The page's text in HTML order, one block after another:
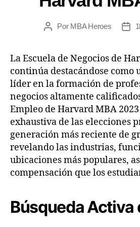
Por MBA Heroes
La Escuela de Negocios de
continúa destacándose
líder en la formación de
negocios altamente
Empleo de Harvard MBA
exhaustiva de las elecciones
generación más reciente de
revelando las industrias,
ubicaciones más populares,
compensación que los
Búsqueda Activa